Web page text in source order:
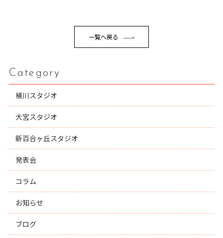
一覧へ戻る
Category
桶川スタジオ
大宮スタジオ
新百合ヶ丘スタジオ
発表会
コラム
お知らせ
ブログ